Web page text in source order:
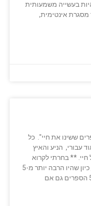
בעשייה משמעותית
אינטימית,
2013 כתבתי את הפוסט "5 ספרים ששינו את חיי". כל
עבורי, הניע והאיץ
חיי. ** בחרתי לקרוא
לפוסט "5 ספרים… " ולא "5 הספרים…", כיון שהיו הרבה יותר מ-5